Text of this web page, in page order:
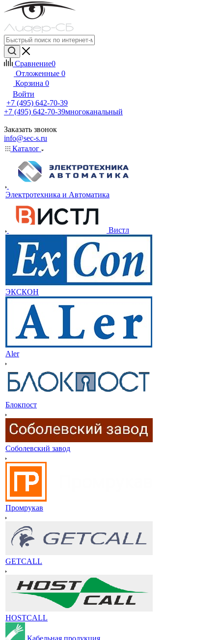
Сравнение0
Отложенные 0
Корзина 0
Войти
+7 (495) 642-70-39
+7 (495) 642-70-39многоканальный
Заказать звонок
info@sec-s.ru
Каталог
Электротехника и Автоматика
Вистл
ЭКСКОН
Aler
Блокпост
Соболевский завод
Промрукав
GETCALL
HOSTCALL
Кабельная продукция